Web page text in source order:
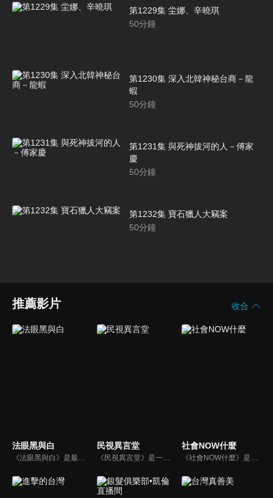
第1229集 坣娜、辛曉琪
50分鐘
第1230集 深入北韓神秘台商－龍
蝦
50分鐘
第1231集 與死神拔河的人－傅家
慶
50分鐘
第1232集 寶石獵人大竊案
50分鐘
推薦影片 收合
法眼黑與白 民視異言堂
《民視異言堂》是一個時事專題討論節目，內容包括是記者專訪的時事專題或生活話題。
社會NOW什麼